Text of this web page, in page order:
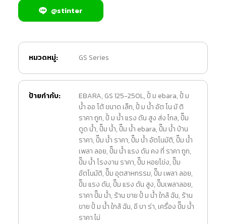
@stinter
หมวดหมู่: GS Series
ป้ายกำกับ: EBARA, GS 125-250L, ปั้ ม ebara, ปั้ ม
น้ำ ออ โต้ ขนาด เล็ก, ปั้ ม น้ำ อัต โน มั ติ
ราคา ถูก, ปั้ ม น้ำ แรง ดัน สูง ส่ง ไกล, ปั๊ม
ดูด น้ำ, ปั๊ม น้ำ, ปั๊ม น้ำ ebara, ปั๊ม น้ำ บ้าน
ราคา, ปั๊ม น้ำ ราคา, ปั๊ม น้ำ อัตโนมัติ, ปั๊ม น้ำ
เพลา ลอย, ปั๊ม น้ำ แรง ดัน คง ที่ ราคา ถูก,
ปั๊ม น้ำ โรงงาน ราคา, ปั๊ม หอยโข่ง, ปั๊ม
อัตโนมัติ, ปั๊ม อุตสาหกรรม, ปั๊ม เพลา ลอย,
ปั๊ม แรง ดัน, ปั๊ม แรง ดัน สูง, ปั๊มเพลาลอย,
ราคา ปั๊ม น้ำ, ร้าน ขาย ปั้ ม น้ำ ใกล้ ฉัน, ร้าน
ขาย ปั้ ม น้ํา ใกล้ ฉัน, อี บา ร่า, เครื่อง ปั๊ม น้ำ
ราคา ไม่